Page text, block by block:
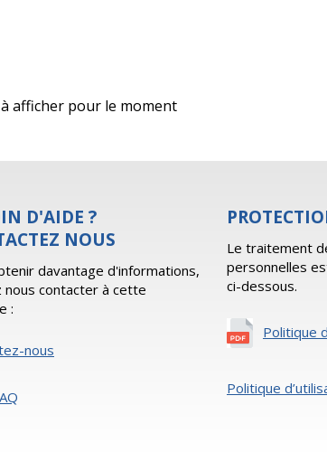
afficher pour le moment
D'AIDE ?
NOUS
davantage d'informations,
nous contacter à cette
:
nous
Le traitement
personnelles
ci-dessous.
Politique
Politique